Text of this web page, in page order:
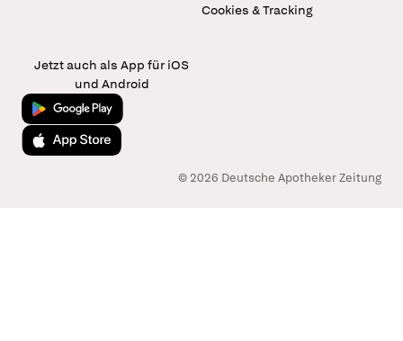
Cookies & Tracking
Jetzt auch als App für iOS
und Android
Jetzt bei Google Play
Laden im App Store
© 2026 Deutsche Apotheker Zeitung